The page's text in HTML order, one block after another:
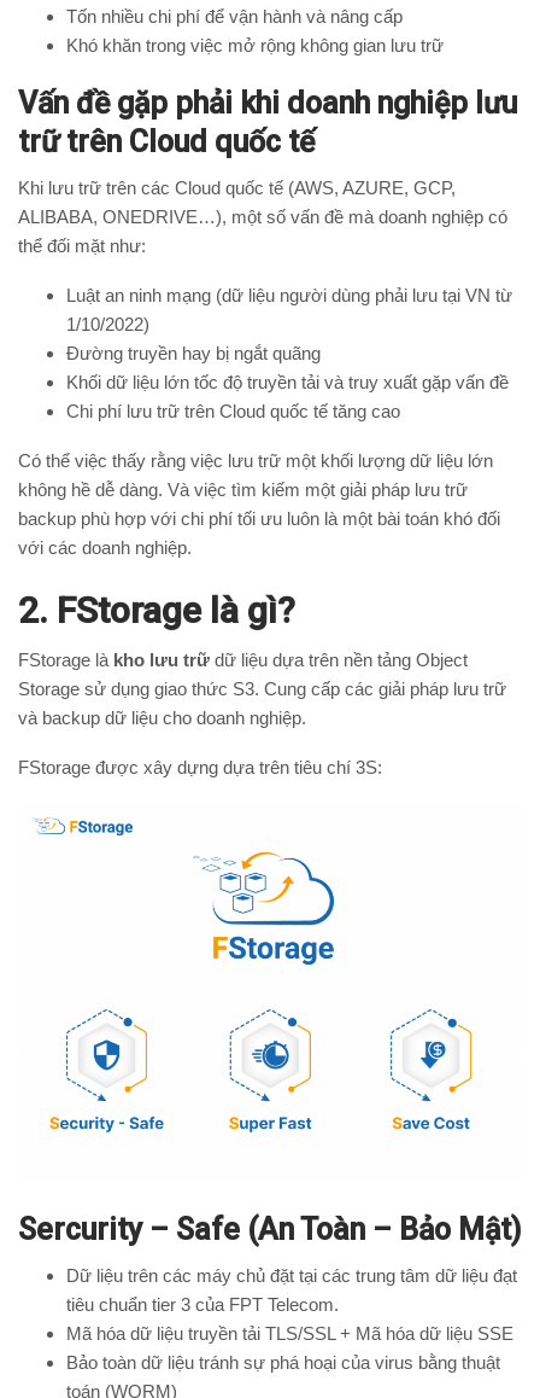
Tốn nhiều chi phí để vận hành và nâng cấp
Khó khăn trong việc mở rộng không gian lưu trữ
Vấn đề gặp phải khi doanh nghiệp lưu
trữ trên Cloud quốc tế
Khi lưu trữ trên các Cloud quốc tế (AWS, AZURE, GCP,
ALIBABA, ONEDRIVE…), một số vấn đề mà doanh nghiệp có
thể đối mặt như:
Luật an ninh mạng (dữ liệu người dùng phải lưu tại VN từ
1/10/2022)
Đường truyền hay bị ngắt quãng
Khối dữ liệu lớn tốc độ truyền tải và truy xuất gặp vấn đề
Chi phí lưu trữ trên Cloud quốc tế tăng cao
Có thể việc thấy rằng việc lưu trữ một khối lượng dữ liệu lớn
không hề dễ dàng. Và việc tìm kiếm một giải pháp lưu trữ
backup phù hợp với chi phí tối ưu luôn là một bài toán khó đối
với các doanh nghiệp.
2. FStorage là gì?
FStorage là kho lưu trữ dữ liệu dựa trên nền tảng Object
Storage sử dụng giao thức S3. Cung cấp các giải pháp lưu trữ
và backup dữ liệu cho doanh nghiệp.
FStorage được xây dựng dựa trên tiêu chí 3S:
Sercurity – Safe (An Toàn – Bảo Mật)
Dữ liệu trên các máy chủ đặt tại các trung tâm dữ liệu đạt
tiêu chuẩn tier 3 của FPT Telecom.
Mã hóa dữ liệu truyền tải TLS/SSL + Mã hóa dữ liệu SSE
Bảo toàn dữ liệu tránh sự phá hoại của virus bằng thuật
toán (WORM)